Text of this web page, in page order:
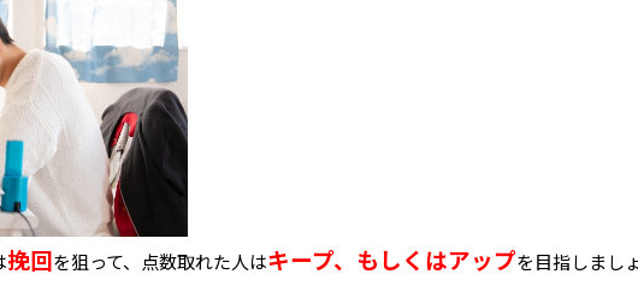
挽回を狙って、点数取れた人はキープ、もしくはアップを目指しまし